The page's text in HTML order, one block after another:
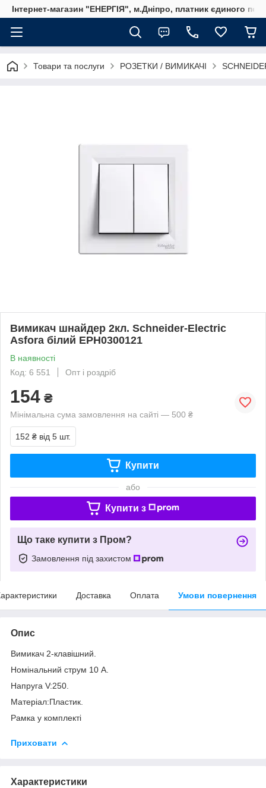
Інтернет-магазин "ЕНЕРГІЯ", м.Дніпро, платник єдиного
Товари та послуги РОЗЕТКИ / ВИМИКАЧІ
Вимикач шнайдер 2кл. Schneider-Electric
Asfora білий EPH0300121
В наявності
Код: 6 551
Опт і роздріб
154 ₴
Мінімальна сума замовлення на сайті — 500 ₴
152 ₴ від 5 шт.
Купити
або
Купити з
Що таке купити з Пром?
Замовлення під захистом
Доставка Оплата Умови повернення
Опис
Вимикач 2-клавішний.
Номінальний струм 10 А.
Напруга V:250.
Матеріал:Пластик.
Рамка у комплекті
Приховати
Характеристики